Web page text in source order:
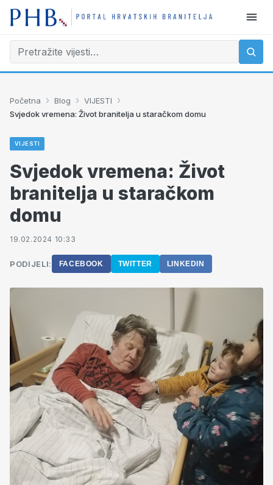
Početna › Blog › VIJESTI ›
Svjedok vremena: Život branitelja u staračkom domu
VIJESTI
Svjedok vremena: Život
branitelja u staračkom
domu
19.02.2024 10:33
PODIJELI: FACEBOOK TWITTER LINKEDIN